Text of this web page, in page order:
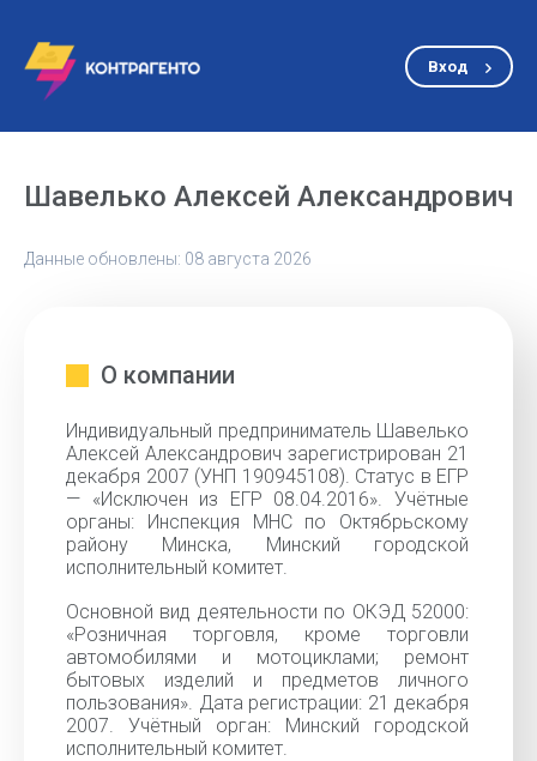
Вход
Шавелько Алексей Александрович
Данные обновлены: 08 августа 2026
О компании
Индивидуальный предприниматель Шавелько
Алексей Александрович зарегистрирован 21
декабря 2007 (УНП 190945108). Статус в ЕГР
— «Исключен из ЕГР 08.04.2016». Учётные
органы: Инспекция МНС по Октябрьскому
району Минска, Минский городской
исполнительный комитет.
Основной вид деятельности по ОКЭД 52000:
«Розничная торговля, кроме торговли
автомобилями и мотоциклами; ремонт
бытовых изделий и предметов личного
пользования». Дата регистрации: 21 декабря
2007. Учётный орган: Минский городской
исполнительный комитет.